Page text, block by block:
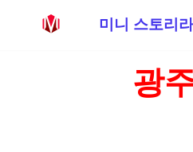
미니 스토리
광